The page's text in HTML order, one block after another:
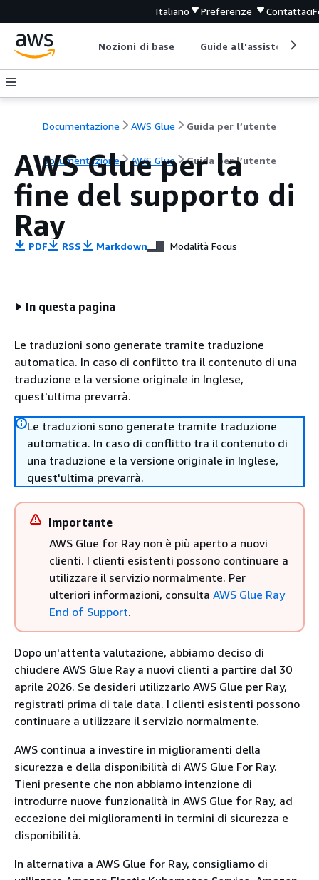
Italiano Preferenze Contattaci
Nozioni di base Guide all'assistenza
Documentazione AWS Glue Guida per l’utente
Documentazione AWS Glue Guida per l’utente
AWS Glue per la
fine del supporto di
Ray
PDF RSS Markdown Modalità Focus
In questa pagina
Le traduzioni sono generate tramite traduzione
automatica. In caso di conflitto tra il contenuto di una
traduzione e la versione originale in Inglese,
quest'ultima prevarrà.
Le traduzioni sono generate tramite traduzione
automatica. In caso di conflitto tra il contenuto di
una traduzione e la versione originale in Inglese,
quest'ultima prevarrà.
Importante
AWS Glue for Ray non è più aperto a nuovi
clienti. I clienti esistenti possono continuare a
utilizzare il servizio normalmente. Per
ulteriori informazioni, consulta AWS Glue Ray
End of Support.
Dopo un'attenta valutazione, abbiamo deciso di
chiudere AWS Glue Ray a nuovi clienti a partire dal 30
aprile 2026. Se desideri utilizzarlo AWS Glue per Ray,
registrati prima di tale data. I clienti esistenti possono
continuare a utilizzare il servizio normalmente.
AWS continua a investire in miglioramenti della
sicurezza e della disponibilità di AWS Glue For Ray.
Tieni presente che non abbiamo intenzione di
introdurre nuove funzionalità in AWS Glue for Ray, ad
eccezione dei miglioramenti in termini di sicurezza e
disponibilità.
In alternativa a AWS Glue for Ray, consigliamo di